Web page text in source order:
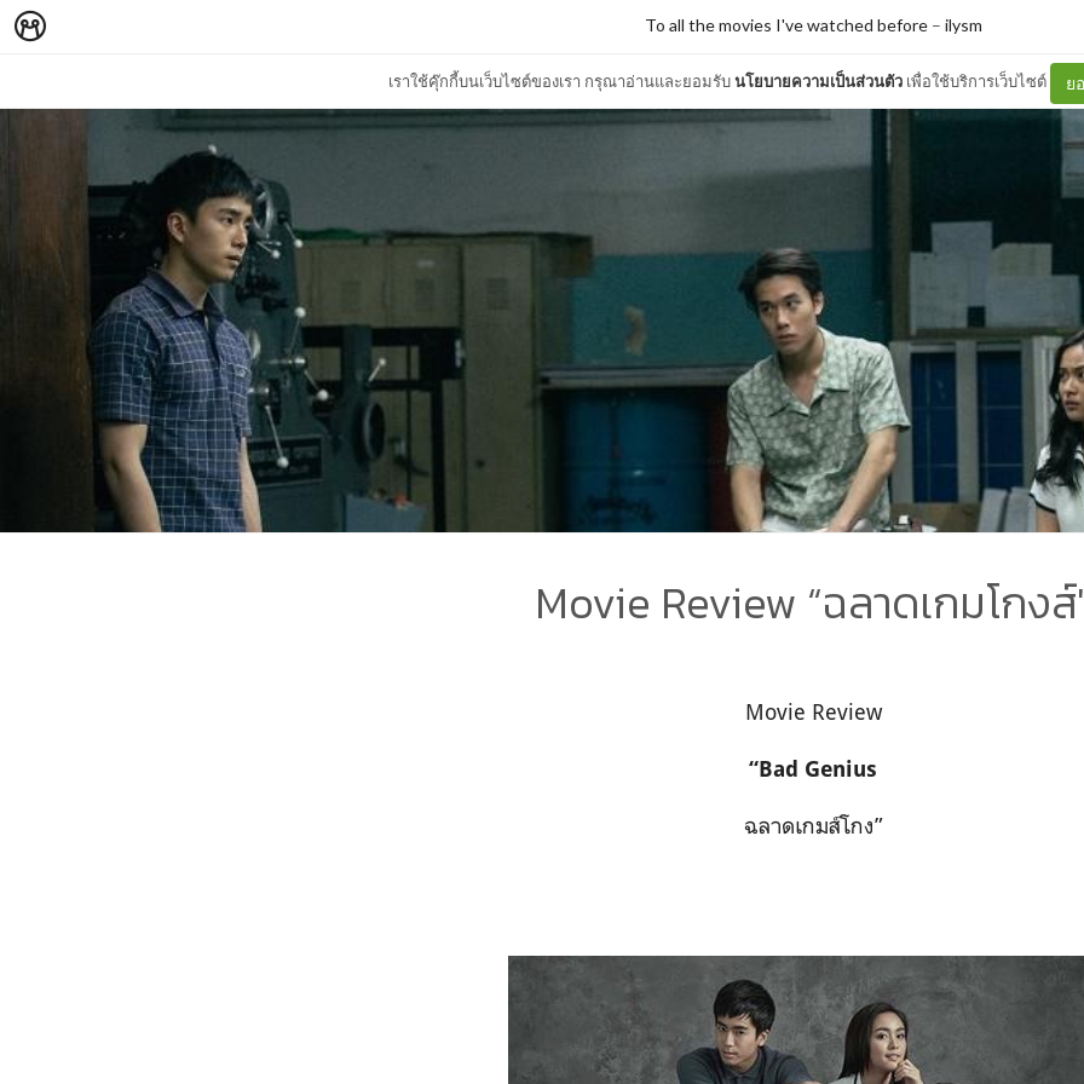
เราใช้คุ๊กกี้บนเว็บไซต์ของเรา กรุณาอ่านและยอมรับนโยบายความเป็นส่วนตัว เพื่อใช้บริการเว็บไซต์ ย
To all the movies I've watched before– ilysm
Movie Review “ฉลาดเกมโกง
Movie Review
“Bad Genius
ฉลาดเกมส์โกง”